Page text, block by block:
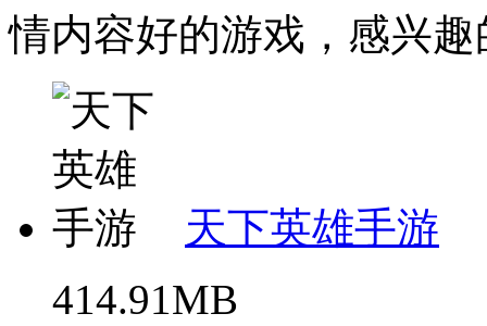
情内容好的游戏，感兴
天下英雄手游
414.91MB